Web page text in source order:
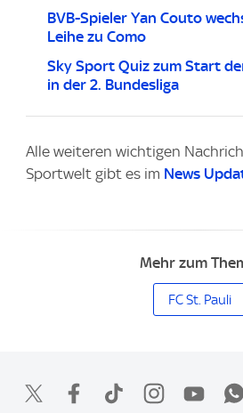
BVB-Spieler Yan Couto
Leihe zu Como
Sky Sport Quiz zum Start
in der 2. Bundesliga
Alle weiteren wichtigen
Sportwelt gibt es im News
Mehr zum
FC St. Pauli